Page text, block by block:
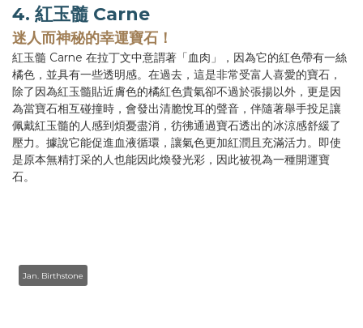
4. 紅玉髓 Carne
迷人而神秘的幸運寶石！
紅玉髓 Carne 在拉丁文中意謂著「血肉」，因為它的紅色帶有一絲
橘色，並具有一些透明感。在過去，這是非常受富人喜愛的寶石，
除了因為紅玉髓貼近膚色的橘紅色貴氣卻不過於張揚以外，更是因
為當寶石相互碰撞時，會發出清脆悅耳的聲音，伴隨著舉手投足讓
佩戴紅玉髓的人感到煩憂盡消，彷彿通過寶石透出的冰涼感舒緩了
壓力。據說它能促進血液循環，讓氣色更加紅潤且充滿活力。即使
是原本無精打采的人也能因此煥發光彩，因此被視為一種開運寶
石。
Jan. Birthstone